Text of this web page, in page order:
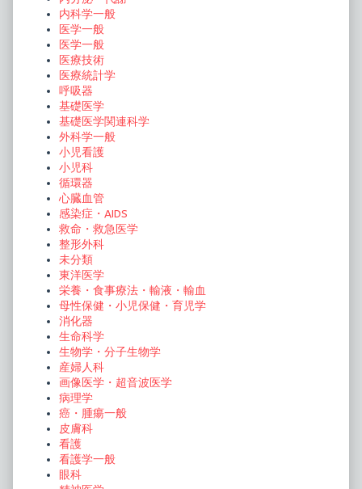
内科学一般
医学一般
医学一般
医療技術
医療統計学
呼吸器
基礎医学
基礎医学関連科学
外科学一般
小児看護
小児科
循環器
心臓血管
感染症・AIDS
救命・救急医学
整形外科
未分類
東洋医学
栄養・食事療法・輸液・輸血
母性保健・小児保健・育児学
消化器
生命科学
生物学・分子生物学
産婦人科
画像医学・超音波医学
病理学
癌・腫瘍一般
皮膚科
看護
看護学一般
眼科